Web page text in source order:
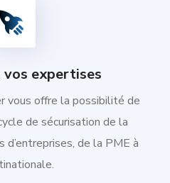
expertises
vous offre la possibilité de
de sécurisation de la
de la PME à